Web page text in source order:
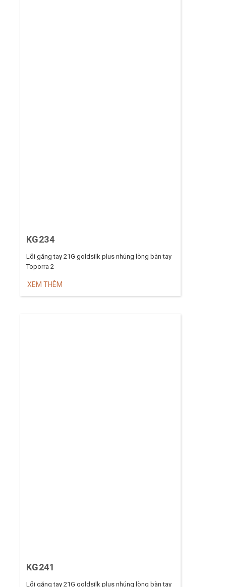
KG234
Lõi găng tay 21G goldsilk plus nhúng lòng bàn tay
Toporra 2
XEM THÊM
KG241
Lõi găng tay 21G goldsilk plus nhúng lòng bàn tay